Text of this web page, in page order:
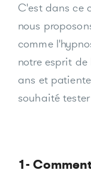
C'est dans ce
nous
comme
notre esprit
ans et
souhaité
1-